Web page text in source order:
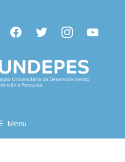
facebooktwitter instagramyoutube
Menu